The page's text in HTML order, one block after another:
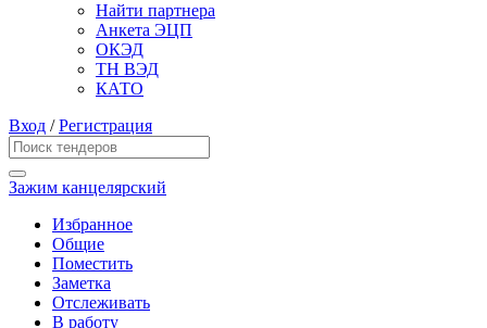
Найти партнера
Анкета ЭЦП
ОКЭД
ТН ВЭД
КАТО
Вход /Регистрация
Зажим канцелярский
Избранное
Общие
Поместить
Заметка
Отслеживать
В работу